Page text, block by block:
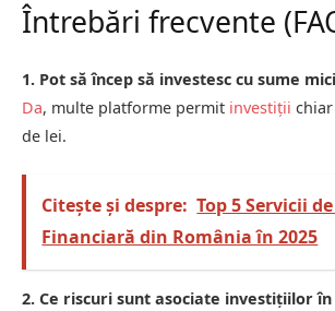
Întrebări frecvente
1. Pot să încep să investesc cu sume
Da, multe platforme permit investiții chiar
de lei.
Citește și despre: Top 5 Servicii
Financiară din România în 2025
2. Ce riscuri sunt asociate investițiilor